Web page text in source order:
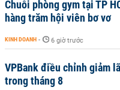
Chuỗi phòng gym tại TP
hàng trăm hội viên bơ vơ
KINH DOANH - 6 giờ trước
VPBank điều chỉnh giảm
trong tháng 8